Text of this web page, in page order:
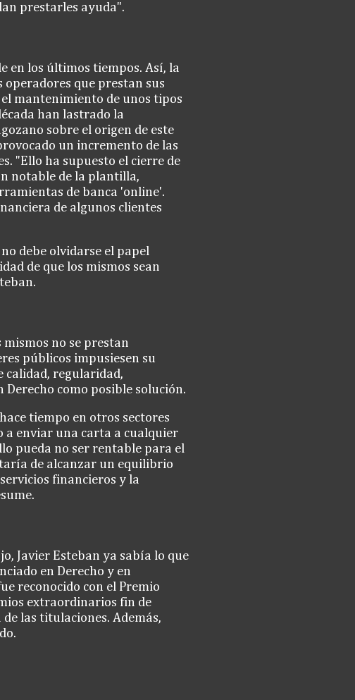
prestarles ayuda".
en los últimos tiempos. Así, la
que prestan sus
mantenimiento de unos tipos
han lastrado la
sobre el origen de este
un incremento de las
"Ello ha supuesto el cierre de
notable de la plantilla,
de banca 'online'.
de algunos clientes
debe olvidarse el papel
de que los mismos sean
no se prestan
públicos impusiesen su
calidad, regularidad,
como posible solución.
tiempo en otros sectores
a enviar una carta a cualquier
pueda no ser rentable para el
de alcanzar un equilibrio
financieros y la
Javier Esteban ya sabía lo que
en Derecho y en
reconocido con el Premio
extraordinarios fin de
las titulaciones. Además,